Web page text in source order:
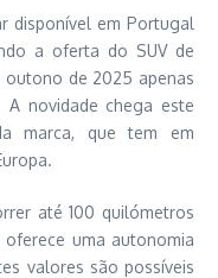
disponível em Portugal
a oferta do SUV de
de 2025 apenas
A novidade chega este
marca, que tem em
até 100 quilómetros
uma autonomia
valores são possíveis